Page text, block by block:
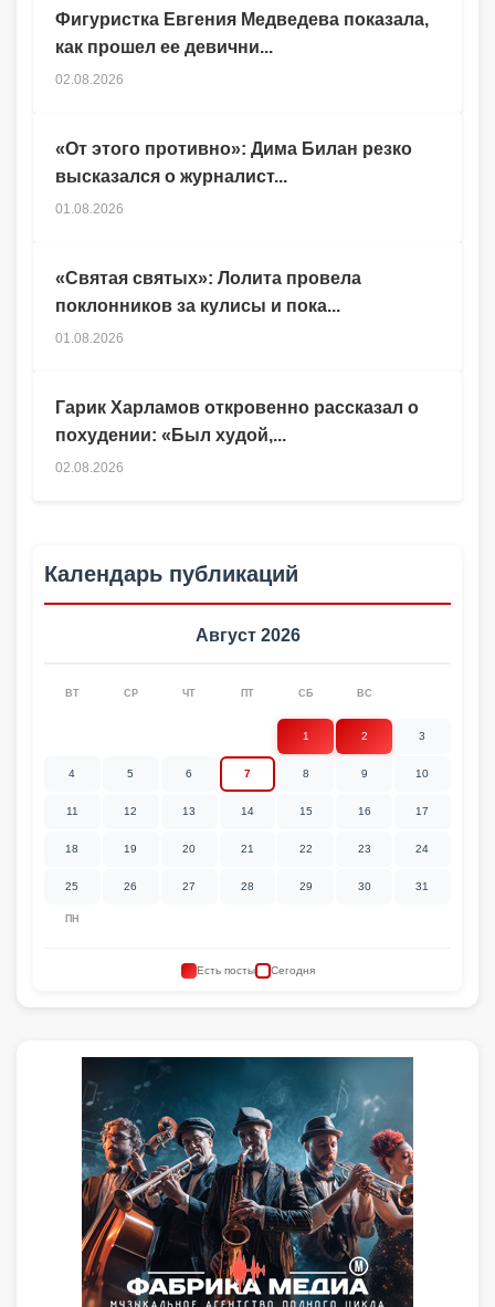
Гарик Харламов откровенно рассказал о
похудении: «Был худой,...
02.08.2026
Фигуристка Евгения Медведева показала,
как прошел ее девични...
02.08.2026
«От этого противно»: Дима Билан резко
высказался о журналист...
01.08.2026
«Святая святых»: Лолита провела
поклонников за кулисы и пока...
01.08.2026
Календарь публикаций
Август 2026
ПН
ВТ СР ЧТ ПТ СБ ВС
1 2 3
4 5 6 7 8 9 10
11 12 13 14 15 16 17
18 19 20 21 22 23 24
25 26 27 28 29 30 31
Есть посты Сегодня